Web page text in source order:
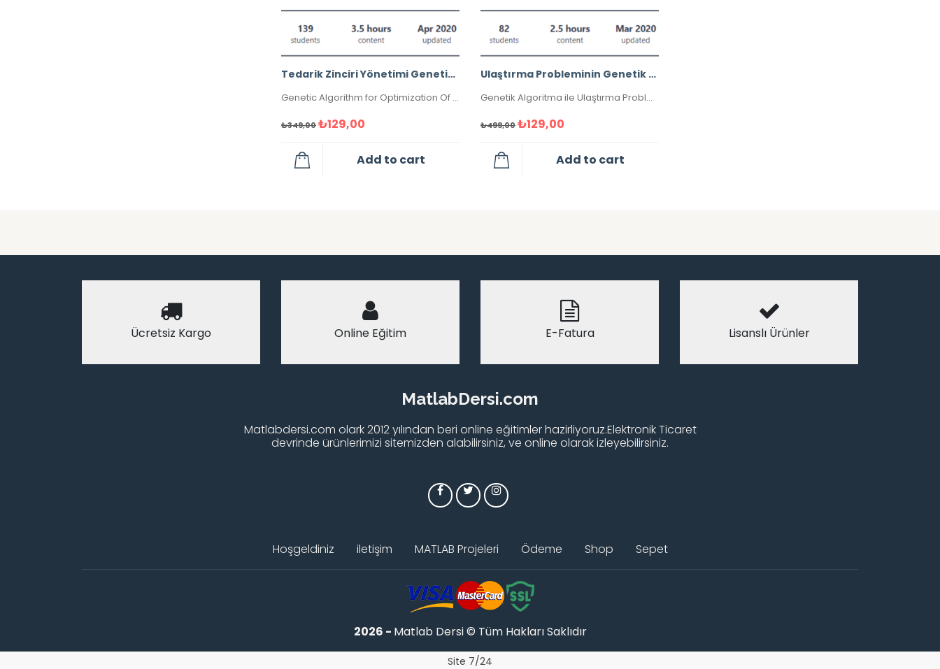
Tedarik Zinciri Yönetimi Genetik Algoritma ile Optimizasyonu
Genetic Algorithm for Optimization Of Supply Chain Management
₺349,00₺129,00
Add to cart
Ulaştırma Probleminin Genetik Algoritma ile Çözümü
Genetik Algoritma ile Ulaştırma Probleminin Çözümü
₺499,00₺129,00
Add to cart
Ücretsiz Kargo Online Eğitim E-Fatura Lisanslı Ürünler
MatlabDersi.com
Matlabdersi.com olark 2012 yılından beri online eğitimler hazirliyoruz.Elektronik Ticaret
devrinde ürünlerimizi sitemizden alabilirsiniz, ve online olarak izleyebilirsiniz.
Hoşgeldiniz iletişim MATLAB Projeleri Ödeme Shop Sepet
2026 - Matlab Dersi © Tüm Hakları Saklıdır
Site 7/24